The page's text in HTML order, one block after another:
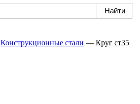
Конструкционные стали — Круг ст35